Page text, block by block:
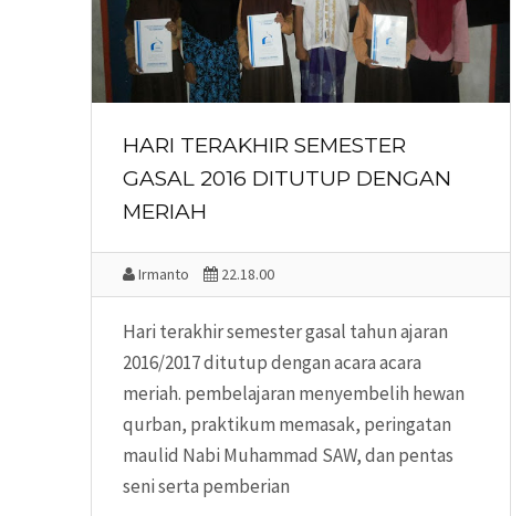
HARI TERAKHIR SEMESTER
GASAL 2016 DITUTUP DENGAN
MERIAH
Irmanto 22.18.00
Hari terakhir semester gasal tahun ajaran
2016/2017 ditutup dengan acara acara
meriah. pembelajaran menyembelih hewan
qurban, praktikum memasak, peringatan
maulid Nabi Muhammad SAW, dan pentas
seni serta pemberian